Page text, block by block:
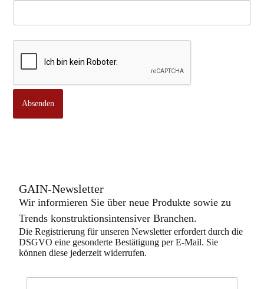
Absenden
GAIN-Newsletter
Wir informieren Sie über neue Produkte sowie zu
Trends konstruktionsintensiver Branchen.
Die Registrierung für unseren Newsletter erfordert durch die
DSGVO eine gesonderte Bestätigung per E-Mail. Sie
können diese jederzeit widerrufen.